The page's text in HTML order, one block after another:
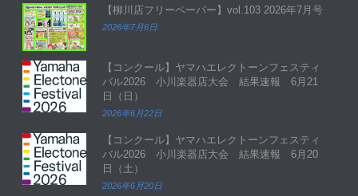
【柳川店フリーペーパー】vol.103 2026年7月号
2026年7月6日
【コンクール】ヤマハエレクトーンフェスティ
バル2026 小川楽器店大会 結果速報 6月21
日（日）
2026年6月22日
【コンクール】ヤマハエレクトーンフェスティ
バル2026 小川楽器店大会 結果速報 6月20
日（土）
2026年6月20日